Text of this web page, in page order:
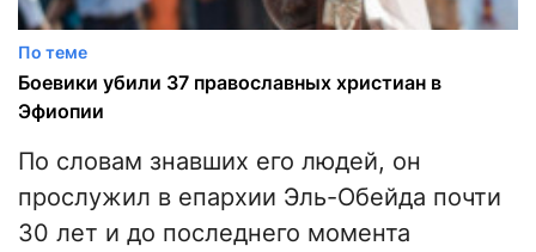
По теме
Боевики убили 37 православных христиан в
Эфиопии
По словам знавших его людей, он
прослужил в епархии Эль-Обейда почти
30 лет и до последнего момента